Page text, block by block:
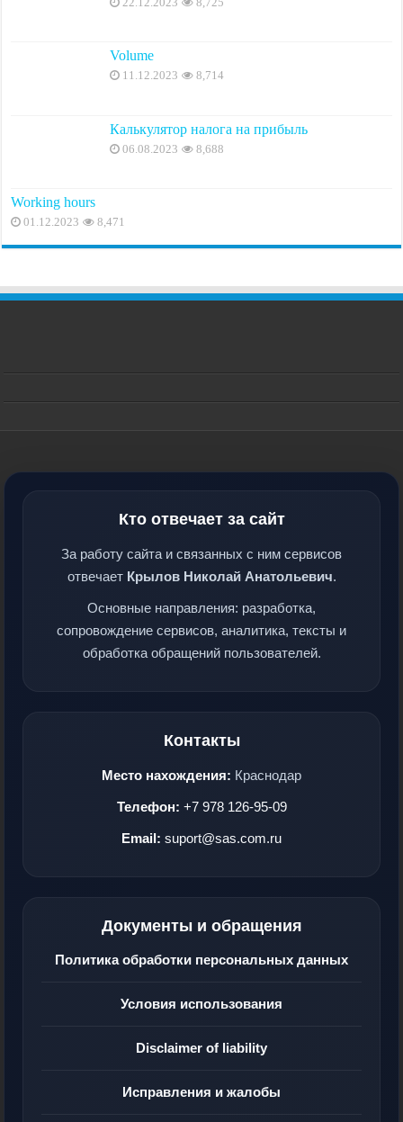
22.12.2023 8,725
Volume
11.12.2023 8,714
Калькулятор налога на прибыль
06.08.2023 8,688
Working hours
01.12.2023 8,471
Кто отвечает за сайт
За работу сайта и связанных с ним сервисов
отвечает Крылов Николай Анатольевич.
Основные направления: разработка,
сопровождение сервисов, аналитика, тексты и
обработка обращений пользователей.
Контакты
Место нахождения: Краснодар
Телефон: +7 978 126-95-09
Email: suport@sas.com.ru
Документы и обращения
Политика обработки персональных данных
Условия использования
Disclaimer of liability
Исправления и жалобы